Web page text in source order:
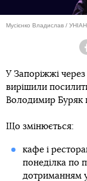
Мусієнко Владислав / УНІАН
У Запоріжжі через
вирішили
Володимир Буряк
Що змінюється:
кафе і
понеділка по
дотриманням